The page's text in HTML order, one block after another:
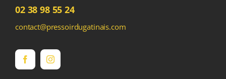
02 38 98 55 24
contact@pressoirdugatinais.com